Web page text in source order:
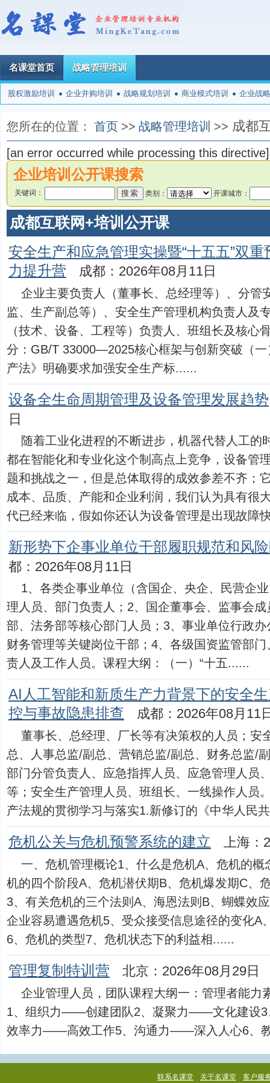
名课堂首页 战略管理培训
股权激励培训 企业并购培训 战略规划培训 商业模式培训 企业战
您所在的位置： 首页 >> 战略管理培训 >> 成都
[an error occurred while processing this directive]
企业培训公开课搜索
关键词： 类别： 开课城市：
成都互联网+培训公开课
安全生产和应急管理实操暨“十五五”双
力提升营
成都：2026年08月11日
企业主要负责人（董事长、总经理等）、分管
监、生产副总等）、安全生产管理机构负责人及
（技术、设备、工程等）负责人、班组长及核心
分：GB/T 33000—2025核心框架与创新突破（
产法》明确要求加强安全生产标......
设备全生命周期管理及设备管理发展趋势
日
随着工业化进程的不断进步，机器代替人工的
都在智能化和专业化这个制高点上竞争，设备管
题和挑战之一，但是总体取得的成效参差不齐；
成本、品质、产能和企业利润，我们认为具有很
代已经来临，假如你还认为设备管理是出现故障
新形势下企事业单位干部履职规范和风
都：2026年08月11日
1、各类企事业单位（含国企、央企、民营企
理人员、部门负责人；2、国企董事会、监事会
部、法务部等核心部门人员；3、事业单位行政
财务管理等关键岗位干部；4、各级国资监管部
责人及工作人员。课程大纲：（一）“十五......
AI人工智能和新质生产力背景下的安全
控与事故隐患排查
成都：2026年08月11
董事长、总经理、厂长等有决策权的人员；安
总、人事总监/副总、营销总监/副总、财务总监/
部门分管负责人、应急指挥人员、应急管理人员
等；安全生产管理人员、班组长、一线操作人员
产法规的贯彻学习与落实1.新修订的《中华人民
危机公关与危机预警系统的建立 上海：
一、危机管理概论1、什么是危机A、危机的
机的四个阶段A、危机潜伏期B、危机爆发期C、
3、有关危机的三个法则A、海恩法则B、蝴蝶效
企业容易遭遇危机5、受众接受信息途径的变化A
6、危机的类型7、危机状态下的利益相......
管理复制特训营 北京：2026年08月29日
企业管理人员，团队课程大纲一：管理者能力
1、组织力——创建团队2、凝聚力——文化建设
效率力——高效工作5、沟通力——深入人心6、
联系名课堂 关于名课堂 客户服